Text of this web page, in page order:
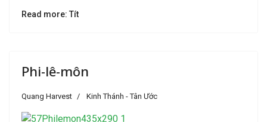
Read more: Tít
Phi-lê-môn
Quang Harvest Kinh Thánh - Tân Ước